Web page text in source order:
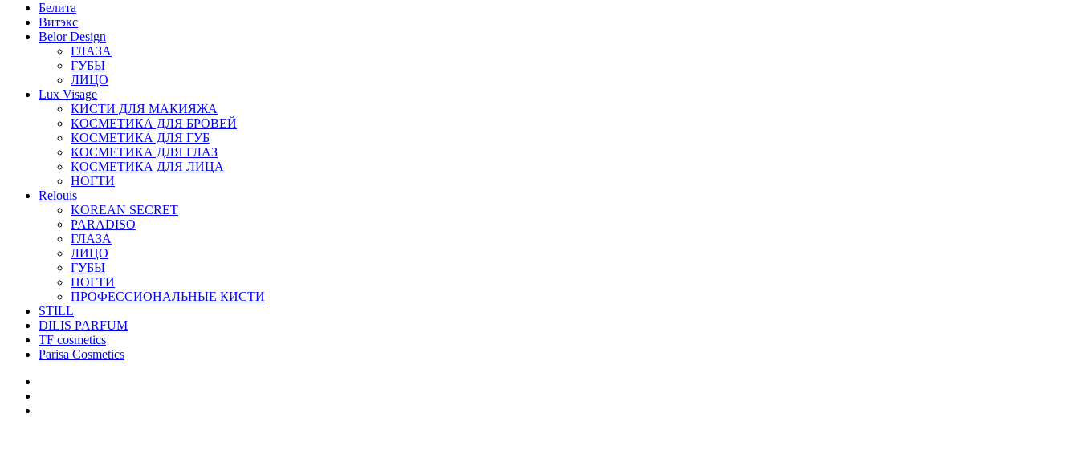
Белита
Витэкс
Belor Design
ГЛАЗА
ГУБЫ
ЛИЦО
Lux Visage
КИСТИ ДЛЯ МАКИЯЖА
КОСМЕТИКА ДЛЯ БРОВЕЙ
КОСМЕТИКА ДЛЯ ГУБ
КОСМЕТИКА ДЛЯ ГЛАЗ
КОСМЕТИКА ДЛЯ ЛИЦА
НОГТИ
Relouis
KOREAN SECRET
PARADISO
ГЛАЗА
ЛИЦО
ГУБЫ
НОГТИ
ПРОФЕССИОНАЛЬНЫЕ КИСТИ
STILL
DILIS PARFUM
TF cosmetics
Parisa Cosmetics